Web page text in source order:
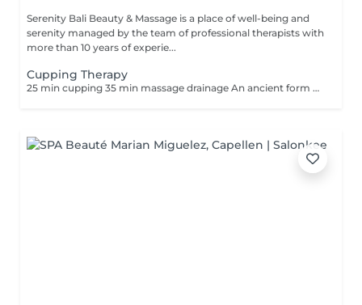
Serenity Bali Beauty & Massage is a place of well-being and
serenity managed by the team of professional therapists with
more than 10 years of experie...
Cupping Therapy
25 min cupping 35 min massage drainage An ancient form of alternative medicine in which a therapist puts special cups on your skin for a few minutes to create suction. People get it for many purposes, including to help with pain, inflammation, blood flow, relaxation and well-being, and as a type of deep-tissue massage.